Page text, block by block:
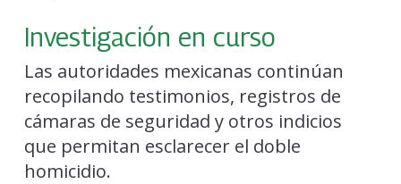
Investigación en curso
Las autoridades mexicanas continúan
recopilando testimonios, registros de
cámaras de seguridad y otros indicios
que permitan esclarecer el doble
homicidio.